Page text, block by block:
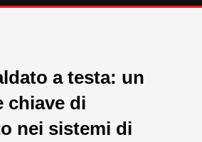
a testa: un
chiave di
nei sistemi di